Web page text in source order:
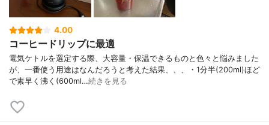
4.00
コーヒードリップに最適
電気ケトルを選定する際、大容量・保温できるものと色々と悩みました
が、一番使う用途はなんだろうと考えた結果、、、・1分半(200ml)ほど
で素早く沸く(600ml…続きを見る